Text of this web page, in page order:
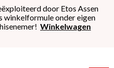
door Etos Assen
winkelformule onder eigen
Winkelwagen